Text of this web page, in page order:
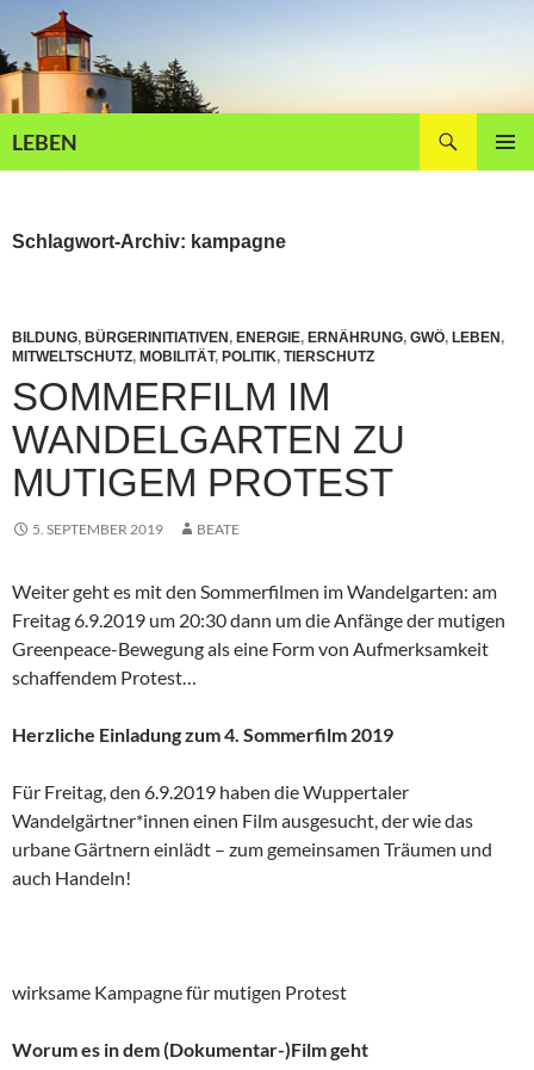
Inhalt
springen
LEBEN
Schlagwort-Archiv: kampagne
BILDUNG, BÜRGERINITIATIVEN , ENERGIE, ERNÄHRUNG, GWÖ, LEBEN ,
MITWELTSCHUTZ, MOBILITÄT, POLITIK, TIERSCHUTZ
SOMMERFILM IM
WANDELGARTEN ZU
MUTIGEM PROTEST
5. SEPTEMBER 2019 BEATE
Weiter geht es mit den Sommerfilmen im Wandelgarten: am
Freitag 6.9.2019 um 20:30 dann um die Anfänge der mutigen
Greenpeace-Bewegung als eine Form von Aufmerksamkeit
schaffendem Protest…
Herzliche Einladung zum 4. Sommerfilm 2019
Für Freitag, den 6.9.2019 haben die Wuppertaler
Wandelgärtner*innen einen Film ausgesucht, der wie das
urbane Gärtnern einlädt – zum gemeinsamen Träumen und
auch Handeln!
wirksame Kampagne für mutigen Protest
Worum es in dem (Dokumentar-)Film geht